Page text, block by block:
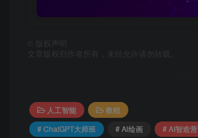
版权声明
文章版权归作者所有，未经允许请勿转载。
人工智能
教程
# ChatGPT大师班
# Al绘画 # AI智造营